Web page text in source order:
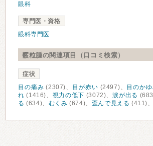
眼科
専門医・資格
眼科専門医
霰粒腫の関連項目（口コミ検索）
症状
目の痛み (2307)、 目が赤い (2497)、 目のか
れ (1416)、 視力の低下 (3072)、涙が出る
る (634)、 むくみ (674)、 歪んで見える (411)、